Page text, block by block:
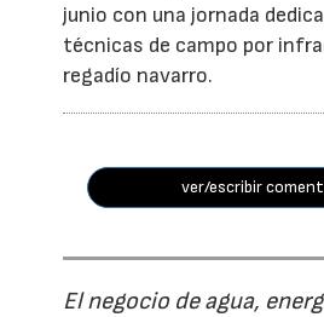
junio con una jornada
técnicas de campo por
regadío navarro.
ver/escribir
El negocio de agua,